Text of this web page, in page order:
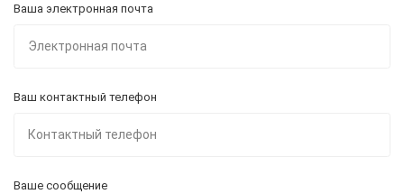
Ваша электронная почта
Ваш контактный телефон
Ваше сообщение